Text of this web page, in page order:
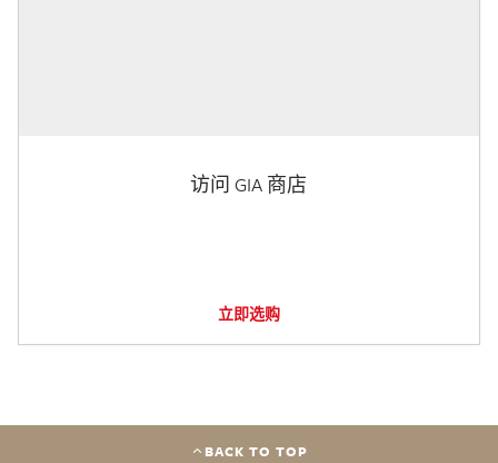
访问 GIA 商店
立即选购
BACK TO TOP